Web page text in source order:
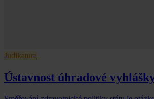
Judikatura
Ústavnost úhradové